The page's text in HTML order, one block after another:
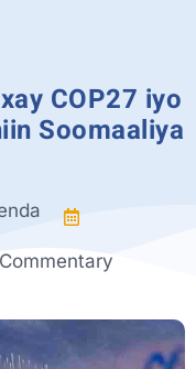
COP27 iyo
Soomaaliya
Commentary